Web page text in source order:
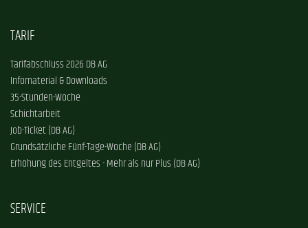
TARIF
Tarifabschluss 2026 DB AG
Infomaterial & Downloads
35-Stunden-Woche
Schichtarbeit
Job-Ticket (DB AG)
Grundsätzliche Fünf-Tage-Woche (DB AG)
Erhöhung des Entgeltes - Mehr als nur Plus (DB AG)
SERVICE